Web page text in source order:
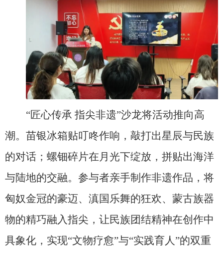
“匠心传承 指尖非遗”沙龙将活动推向高
潮。苗银冰箱贴叮咚作响，敲打出星辰与民族
的对话；螺钿碎片在月光下绽放，拼贴出海洋
与陆地的交融。参与者亲手制作非遗作品，将
匈奴金冠的豪迈、滇国乐舞的狂欢、蒙古族器
物的精巧融入指尖，让民族团结精神在创作中
具象化，实现“文物疗愈”与“实践育人”的双重